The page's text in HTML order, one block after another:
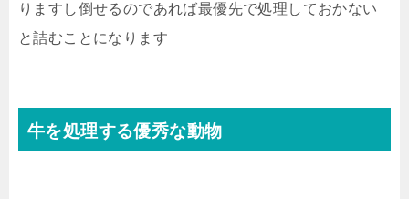
りますし倒せるのであれば最優先で処理しておかない
と詰むことになります
牛を処理する優秀な動物